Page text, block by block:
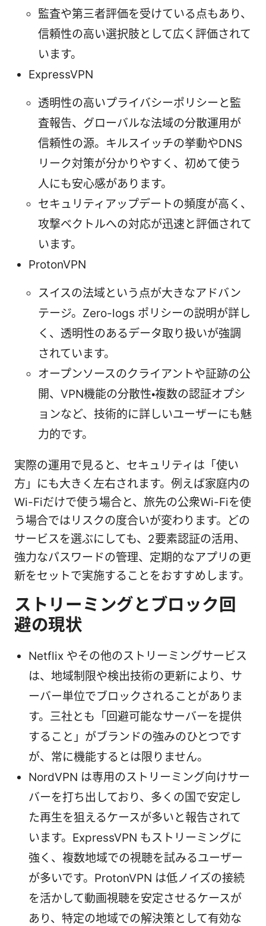
監査や第三者評価を受けている点もあり、
信頼性の高い選択肢として広く評価されて
います。
ExpressVPN
透明性の高いプライバシーポリシーと監
査報告、グローバルな法域の分散運用が
信頼性の源。キルスイッチの挙動やDNS
リーク対策が分かりやすく、初めて使う
人にも安心感があります。
セキュリティアップデートの頻度が高く、
攻撃ベクトルへの対応が迅速と評価されて
います。
ProtonVPN
スイスの法域という点が大きなアドバン
テージ。Zero-logs ポリシーの説明が詳し
く、透明性のあるデータ取り扱いが強調
されています。
オープンソースのクライアントや証跡の公
開、VPN機能の分散性・複数の認証オプシ
ョンなど、技術的に詳しいユーザーにも魅
力的です。
実際の運用で見ると、セキュリティは「使い
方」にも大きく左右されます。例えば家庭内の
Wi-Fiだけで使う場合と、旅先の公衆Wi-Fiを使
う場合ではリスクの度合いが変わります。どの
サービスを選ぶにしても、2要素認証の活用、
強力なパスワードの管理、定期的なアプリの更
新をセットで実施することをおすすめします。
ストリーミングとブロック回
避の現状
Netflix やその他のストリーミングサービス
は、地域制限や検出技術の更新により、サ
ーバー単位でブロックされることがありま
す。三社とも「回避可能なサーバーを提供
すること」がブランドの強みのひとつです
が、常に機能するとは限りません。
NordVPN は専用のストリーミング向けサー
バーを打ち出しており、多くの国で安定し
た再生を狙えるケースが多いと報告されて
います。ExpressVPN もストリーミングに
強く、複数地域での視聴を試みるユーザー
が多いです。ProtonVPN は低ノイズの接続
を活かして動画視聴を安定させるケースが
あり、特定の地域での解決策として有効な